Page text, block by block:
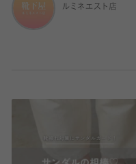
ルミネエスト店